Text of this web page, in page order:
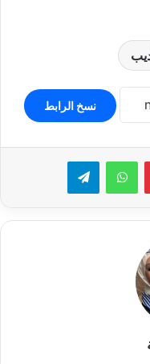
نسخ الرابط
بينتيريستواتساب تيلقرام